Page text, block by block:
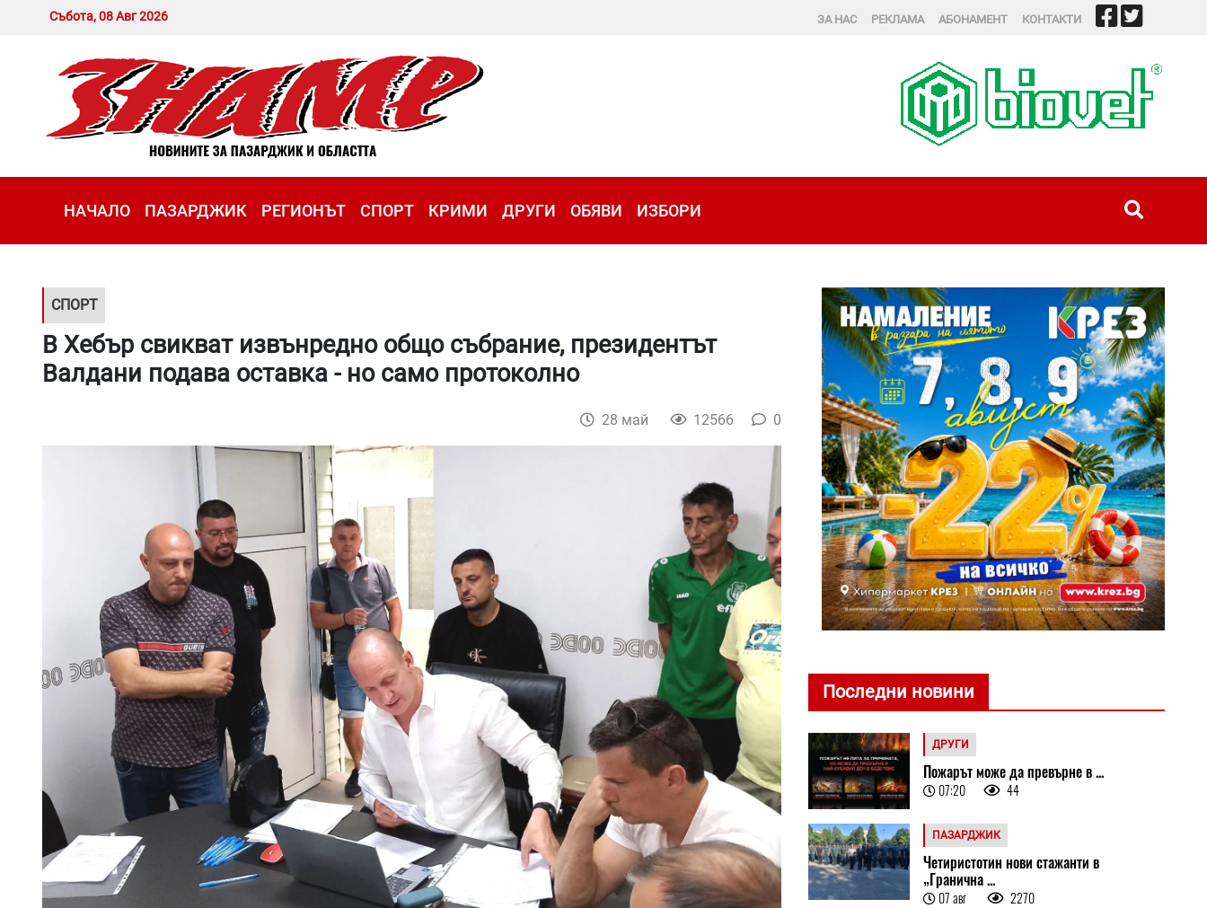
Събота, 08 Авг 2026 ЗА НАС РЕКЛАМА АБОНАМЕНТ КОНТАКТИ
НАЧАЛО ПАЗАРДЖИК РЕГИОНЪТ СПОРТ КРИМИ ДРУГИ ОБЯВИ ИЗБОРИ
СПОРТ
В Хебър свикват извънредно общо събрание, президентът
Валдани подава оставка - но само протоколно
28 май 12566 0
Последни новини
ДРУГИ
Пожарът може да превърне в ...
07:20 44
ПАЗАРДЖИК
Четиристотин нови стажанти в
„Гранична ...
07 авг 2270